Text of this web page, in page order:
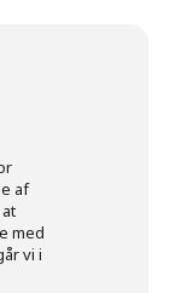
af
med
vi i